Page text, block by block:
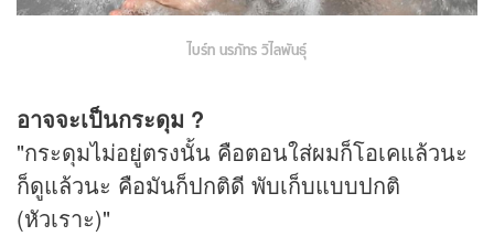
ไบร์ท นรภัทร วิไลพันธุ์
อาจจะเป็นกระดุม ?
"กระดุมไม่อยู่ตรงนั้น คือตอนใส่ผมก็โอเคแล้วนะ
ก็ดูแล้วนะ คือมันก็ปกติดี พับเก็บแบบปกติ
(หัวเราะ)"